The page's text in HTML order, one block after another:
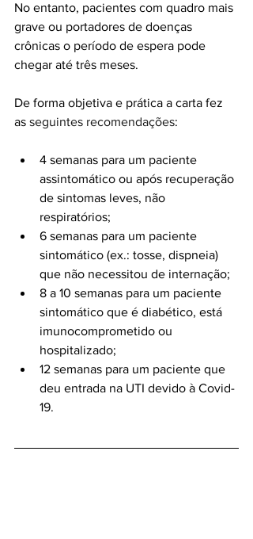
No entanto, pacientes com quadro mais
grave ou portadores de doenças
crônicas o período de espera pode
chegar até três meses.
De forma objetiva e prática a carta fez
as seguintes recomendações:
4 semanas para um paciente
assintomático ou após recuperação
de sintomas leves, não
respiratórios;
6 semanas para um paciente
sintomático (ex.: tosse, dispneia)
que não necessitou de internação;
8 a 10 semanas para um paciente
sintomático que é diabético, está
imunocomprometido ou
hospitalizado;
12 semanas para um paciente que
deu entrada na UTI devido à Covid-
19.